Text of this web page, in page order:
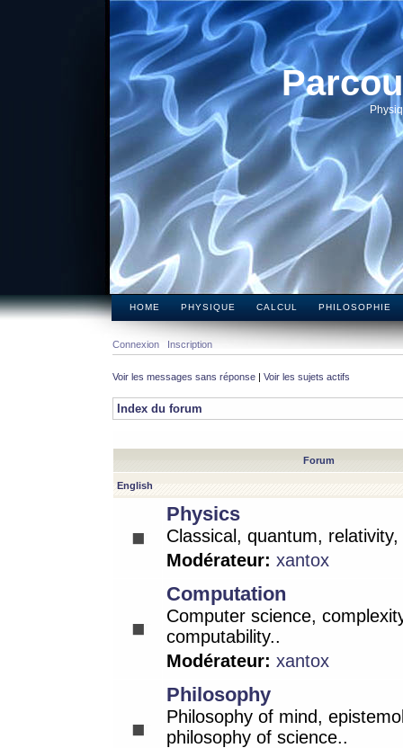
HOME PHYSIQUE CALCUL PHILOSOPHIE
Connexion Inscription
Voir les messages sans réponse | Voir les sujets actifs
Index du forum
Forum
English
Physics
Classical, quantum,
Modérateur: xantox
Computation
Computer science,
computability..
Modérateur: xantox
Philosophy
Philosophy of mind,
philosophy of science..